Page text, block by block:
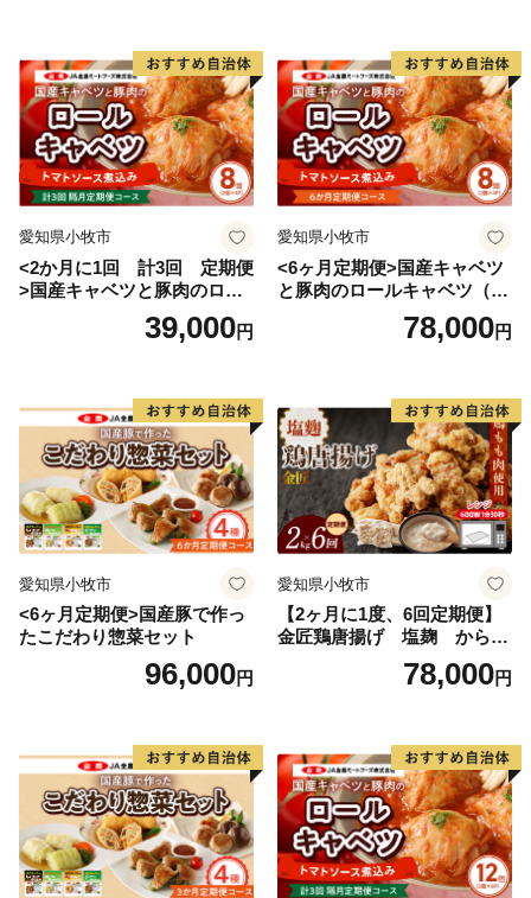
愛知県小牧市
<2か月に1回 計3回 定期便
>国産キャベツと豚肉のロー
ルキャベツ（4P入り）
39,000円
愛知県小牧市
<6ヶ月定期便>国産キャベツ
と豚肉のロールキャベツ（4P
78,000円
愛知県小牧市
<6ヶ月定期便>国産豚で作っ
たこだわり惣菜セット
96,000円
愛知県小牧市
【2ヶ月に1度、6回定期便】
金匠鶏唐揚げ 塩麹 からあ
78,000円